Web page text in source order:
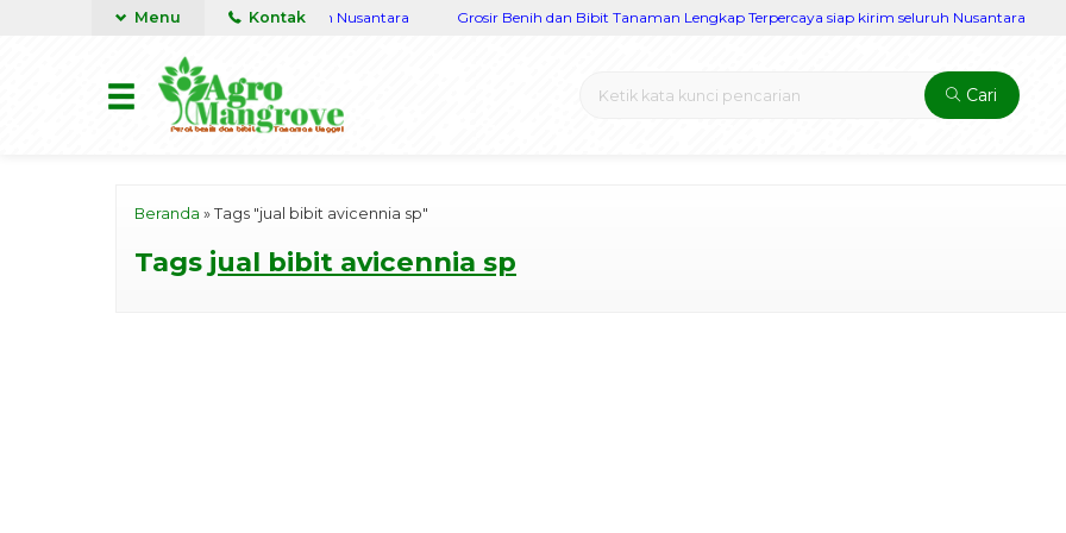
Lengkap Terpercaya siap kirim seluruh Nusantara Grosir Benih dan Bibit Tanaman Lengkap Terpercaya siap kirim seluruh Nusantara
Menu Kontak
Cari
Beranda » Tags "jual bibit avicennia sp"
Tags jual bibit avicennia sp